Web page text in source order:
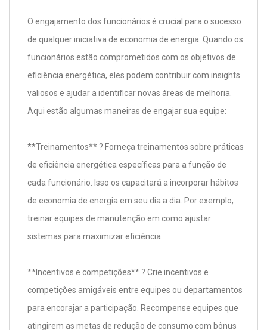
O engajamento dos funcionários é crucial para o sucesso
de qualquer iniciativa de economia de energia. Quando os
funcionários estão comprometidos com os objetivos de
eficiência energética, eles podem contribuir com insights
valiosos e ajudar a identificar novas áreas de melhoria.
Aqui estão algumas maneiras de engajar sua equipe:
**Treinamentos** ? Forneça treinamentos sobre práticas
de eficiência energética específicas para a função de
cada funcionário. Isso os capacitará a incorporar hábitos
de economia de energia em seu dia a dia. Por exemplo,
treinar equipes de manutenção em como ajustar
sistemas para maximizar eficiência.
**Incentivos e competições** ? Crie incentivos e
competições amigáveis entre equipes ou departamentos
para encorajar a participação. Recompense equipes que
atingirem as metas de redução de consumo com bônus